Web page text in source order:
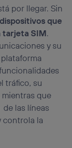
por llegar. Sin
que
tarjeta SIM.
y su
tráfico, su
que
las líneas
controla la
que utilizas
internet, por
y
mismo
(p. ej., Wi-Fi),
de las
del hogar
más
en la